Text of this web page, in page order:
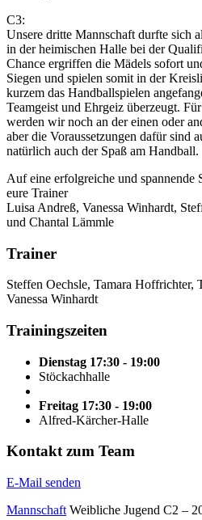
C3:
Unsere dritte Mannschaft durfte sich
in der heimischen Halle bei der
Chance ergriffen die Mädels sofort
Siegen und spielen somit in der
kurzem das Handballspielen
Teamgeist und Ehrgeiz überzeugt.
werden wir noch an der einen oder
aber die Voraussetzungen dafür sind
natürlich auch der Spaß am Handball.
Auf eine erfolgreiche und spannende
eure Trainer
Luisa Andreß, Vanessa Winhardt,
und Chantal Lämmle
Trainer
Steffen Oechsle, Tamara Hoffrichter,
Vanessa Winhardt
Trainingszeiten
Dienstag 17:30 - 19:00
Stöckachhalle
Freitag 17:30 - 19:00
Alfred-Kärcher-Halle
Kontakt zum Team
E-Mail senden
Mannschaft Weibliche Jugend C2 –